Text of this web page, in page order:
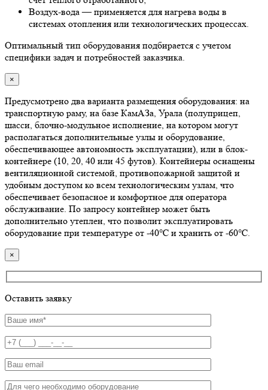
Воздух-вода — применяется для нагрева воды в
системах отопления или технологических процессах.
Оптимальный тип оборудования подбирается с учетом
специфики задач и потребностей заказчика.
×
Предусмотрено два варианта размещения оборудования: на
транспортную раму, на базе КамАЗа, Урала (полуприцеп,
шасси, блочно-модульное исполнение, на котором могут
располагаться дополнительные узлы и оборудование,
обеспечивающее автономность эксплуатации), или в блок-
контейнере (10, 20, 40 или 45 футов). Контейнеры оснащены
вентиляционной системой, противопожарной защитой и
удобным доступом ко всем технологическим узлам, что
обеспечивает безопасное и комфортное для оператора
обслуживание. По запросу контейнер может быть
дополнительно утеплен, что позволит эксплуатировать
оборудование при температуре от -40℃ и хранить от -60℃.
×
Оставить заявку